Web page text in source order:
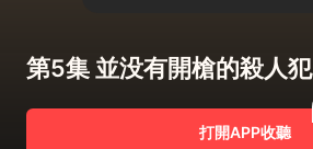
第5集 並没有開槍的殺人犯
打開APP收聽